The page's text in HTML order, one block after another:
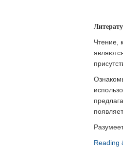
Чтение,
Reading